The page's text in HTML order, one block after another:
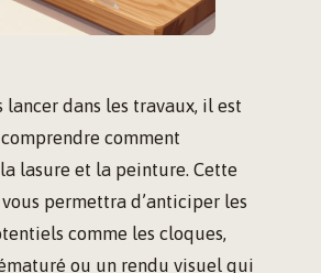
lancer dans les travaux, il est
comment
lasure et la peinture. Cette
permettra d’anticiper les
comme les cloques,
ou un rendu visuel qui